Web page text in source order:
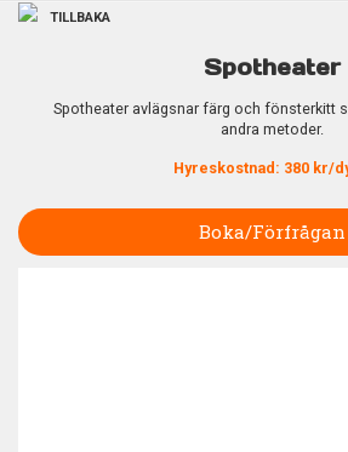
TILLBAKA
Spotheater
Spotheater avlägsnar färg och fönsterkitt
andra metoder.
Hyreskostnad: 380 kr/
Boka/Förfrågan